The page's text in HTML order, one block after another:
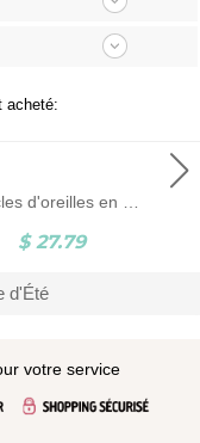
acheté:
Boucles d'oreilles en forme de goutte de jade avec perle d'eau douce, boucles d'oreilles à pampilles en perles délicates pour femmes, boucles d'oreilles élégantes pour dames, cadeau d'anniversaire/de Noël
d'Été
votre service